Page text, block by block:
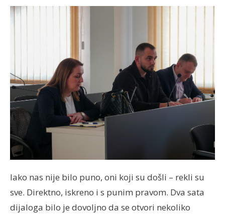
Iako nas nije bilo puno, oni koji su došli – rekli su
sve. Direktno, iskreno i s punim pravom. Dva sata
dijaloga bilo je dovoljno da se otvori nekoliko